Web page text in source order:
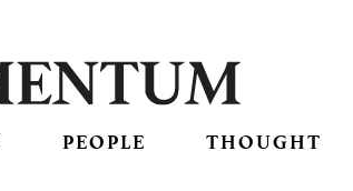
PEOPLE THOUGHT